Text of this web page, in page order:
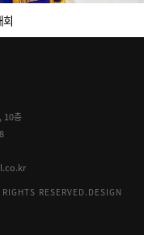
10층
RESERVED. DESIGN